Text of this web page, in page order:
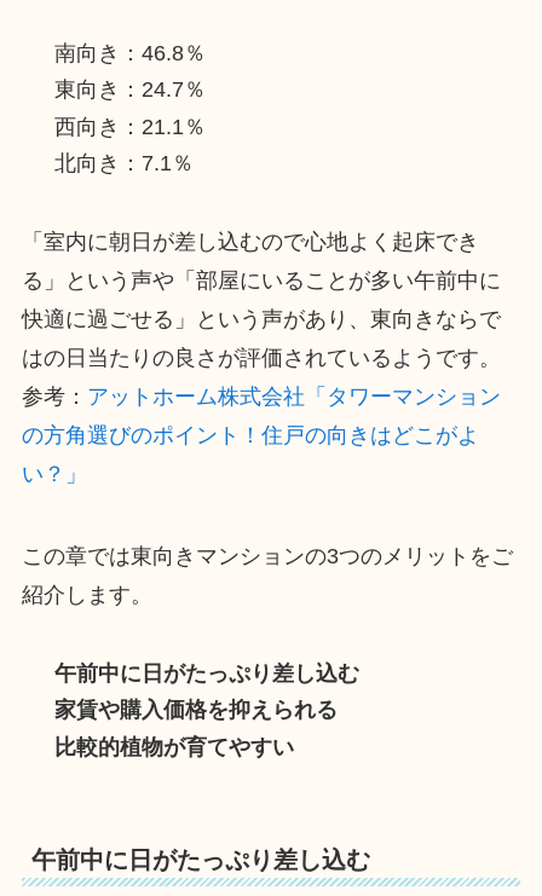
南向き：46.8％
東向き：24.7％
西向き：21.1％
北向き：7.1％
「室内に朝日が差し込むので心地よく起床でき
る」という声や「部屋にいることが多い午前中に
快適に過ごせる」という声があり、東向きならで
はの日当たりの良さが評価されているようです。
参考： アットホーム株式会社「タワーマンション
の方角選びのポイント！住戸の向きはどこがよ
い？」
この章では東向きマンションの3つのメリットをご
紹介します。
午前中に日がたっぷり差し込む
家賃や購入価格を抑えられる
比較的植物が育てやすい
午前中に日がたっぷり差し込む